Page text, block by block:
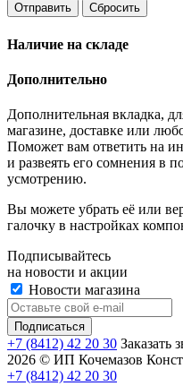
Отправить Сбросить
Наличие на складе
Дополнительно
Дополнительная вкладка,
магазине, доставке или
Поможет вам ответить на
и развеять его сомнения в
усмотрению.
Вы можете убрать её или
галочку в настройках
Подписывайтесь
на новости и акции
Новости магазина
+7 (8412) 42 20 30 Заказать
2026 © ИП Кочемазов
+7 (8412) 42 20 30